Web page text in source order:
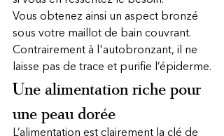
Vous obtenez ainsi un aspect bronzé
sous votre maillot de bain couvrant.
Contrairement à l'autobronzant, il ne
laisse pas de trace et purifie l’épiderme.
Une alimentation riche pour
une peau dorée
L’alimentation est clairement la clé de